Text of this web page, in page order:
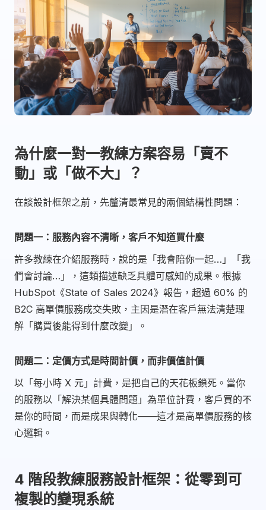
為什麼一對一教練方案容易「賣不
動」或「做不大」？
在談設計框架之前，先釐清最常見的兩個結構性問題：
問題一：服務內容不清晰，客戶不知道買什麼
許多教練在介紹服務時，說的是「我會陪你一起…」「我
們會討論…」，這類描述缺乏具體可感知的成果。根據
HubSpot《State of Sales 2024》報告，超過 60% 的
B2C 高單價服務成交失敗，主因是潛在客戶無法清楚理
解「購買後能得到什麼改變」。
問題二：定價方式是時間計價，而非價值計價
以「每小時 X 元」計費，是把自己的天花板鎖死。當你
的服務以「解決某個具體問題」為單位計費，客戶買的不
是你的時間，而是成果與轉化——這才是高單價服務的核
心邏輯。
4 階段教練服務設計框架：從零到可
複製的變現系統